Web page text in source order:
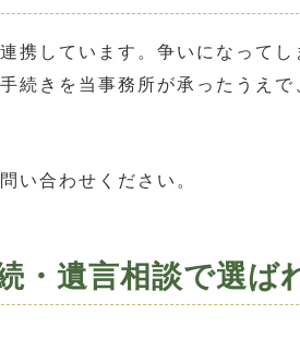
携しています。争いになって
続きを当事務所が承ったうえ
い合わせください。
・遺言相談で選ば